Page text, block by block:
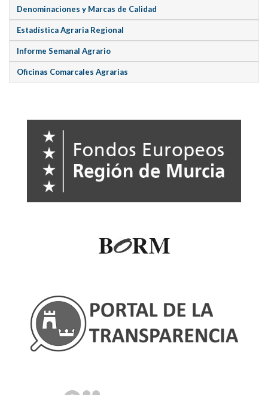
Denominaciones y Marcas de Calidad
Estadística Agraria Regional
Informe Semanal Agrario
Oficinas Comarcales Agrarias